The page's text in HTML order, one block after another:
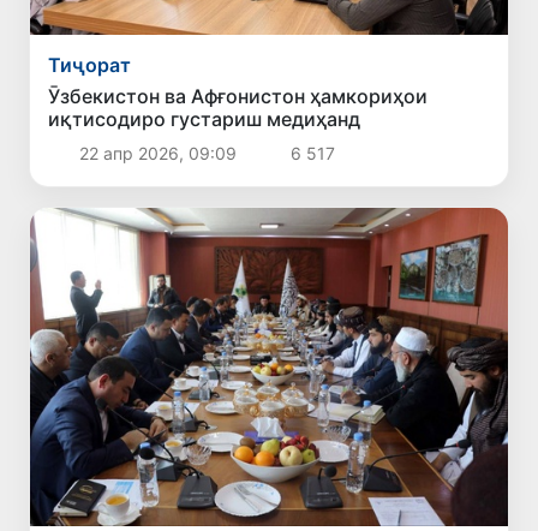
Тиҷорат
Ӯзбекистон ва Афғонистон ҳамкориҳои
иқтисодиро густариш медиҳанд
22 апр 2026, 09:09 6 517